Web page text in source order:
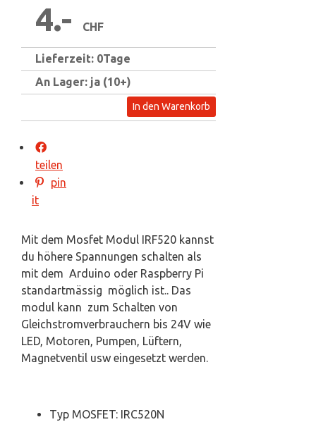
4.- CHF
Lieferzeit: 0Tage
An Lager: ja (10+)
In den Warenkorb
teilen
pin
it
Mit dem Mosfet Modul IRF520 kannst
du höhere Spannungen schalten als
mit dem Arduino oder Raspberry Pi
standartmässig möglich ist.. Das
modul kann zum Schalten von
Gleichstromverbrauchern bis 24V wie
LED, Motoren, Pumpen, Lüftern,
Magnetventil usw eingesetzt werden.
Typ MOSFET: IRC520N